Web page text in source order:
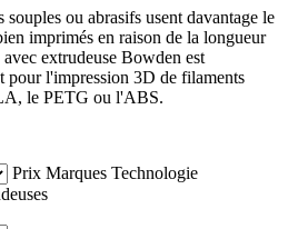
ou abrasifs usent davantage le
imprimés en raison de la longueur
extrudeuse Bowden est
pour l'impression 3D de filaments
le PETG ou l'ABS.
Prix Marques Technologie